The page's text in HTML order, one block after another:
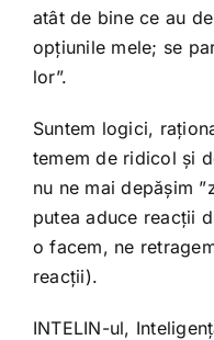
atât de bine ce au
opțiunile mele; se
lor”.
Suntem logici,
temem de ridicol și
nu ne mai depășim
putea aduce reacții
o facem, ne
reacții).
INTELIN-ul,